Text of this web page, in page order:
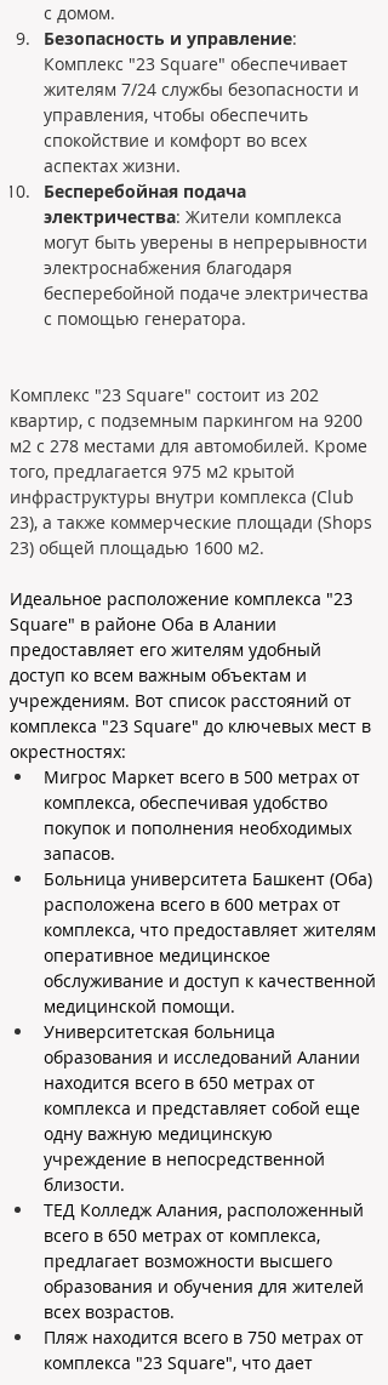
с домом.
Безопасность и управление:
Комплекс "23 Square" обеспечивает
жителям 7/24 службы безопасности и
управления, чтобы обеспечить
спокойствие и комфорт во всех
аспектах жизни.
Бесперебойная подача
электричества: Жители комплекса
могут быть уверены в непрерывности
электроснабжения благодаря
бесперебойной подаче электричества
с помощью генератора.
Комплекс "23 Square" состоит из 202
квартир, с подземным паркингом на 9200
м2 с 278 местами для автомобилей. Кроме
того, предлагается 975 м2 крытой
инфраструктуры внутри комплекса (Club
23), а также коммерческие площади (Shops
23) общей площадью 1600 м2.
Идеальное расположение комплекса "23
Square" в районе Оба в Алании
предоставляет его жителям удобный
доступ ко всем важным объектам и
учреждениям. Вот список расстояний от
комплекса "23 Square" до ключевых мест в
окрестностях:
Мигрос Маркет всего в 500 метрах от
комплекса, обеспечивая удобство
покупок и пополнения необходимых
запасов.
Больница университета Башкент (Оба)
расположена всего в 600 метрах от
комплекса, что предоставляет жителям
оперативное медицинское
обслуживание и доступ к качественной
медицинской помощи.
Университетская больница
образования и исследований Алании
находится всего в 650 метрах от
комплекса и представляет собой еще
одну важную медицинскую
учреждение в непосредственной
близости.
ТЕД Колледж Алания, расположенный
всего в 650 метрах от комплекса,
предлагает возможности высшего
образования и обучения для жителей
всех возрастов.
Пляж находится всего в 750 метрах от
комплекса "23 Square", что дает